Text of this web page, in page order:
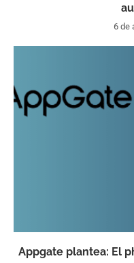
6 de
Appgate plantea: El